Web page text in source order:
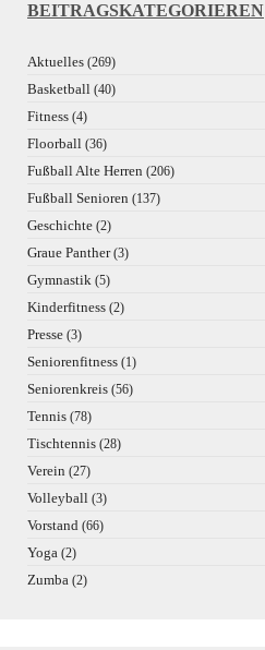
BEITRAGSKATEGORIEREN
Aktuelles (269)
Basketball (40)
Fitness (4)
Floorball (36)
Fußball Alte Herren (206)
Fußball Senioren (137)
Geschichte (2)
Graue Panther(3)
Gymnastik (5)
Kinderfitness (2)
Presse (3)
Seniorenfitness (1)
Seniorenkreis (56)
Tennis (78)
Tischtennis (28)
Verein (27)
Volleyball (3)
Vorstand (66)
Yoga (2)
Zumba (2)